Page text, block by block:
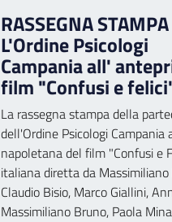
RASSEGNA
L'Ordine Psicologi
Campania all'
film "Confusi e
La rassegna stampa della
dell'Ordine Psicologi
napoletana del film "Confusi e
italiana diretta da
Claudio Bisio, Marco Giallini,
Massimiliano Bruno, Paola